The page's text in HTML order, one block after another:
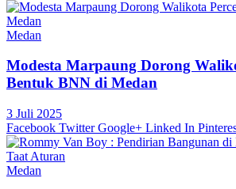
Medan
Modesta Marpaung Dorong
Bentuk BNN di Medan
3 Juli 2025
Facebook Twitter Google+ Linked In
Medan